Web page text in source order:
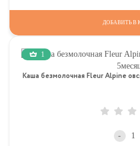
ДОБАВИТЬ В
1
Каша безмолочная Fleur Alpine
-